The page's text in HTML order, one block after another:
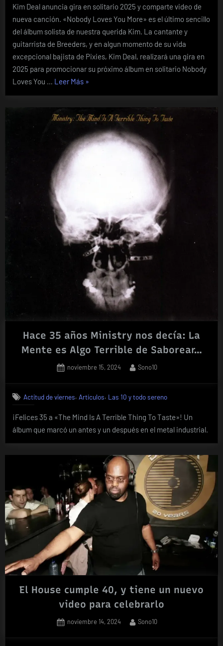
Kim Deal anuncia gira en solitario 2025 y comparte video de
nueva canción. «Nobody Loves You More» es el último sencillo
del álbum solista de nuestra querida Kim. La cantante y
guitarrista de Breeders, y en algun momento de su vida
excepcional bajista de Pixies, Kim Deal, realizará una gira en
2025 para promocionar su próximo álbum en solitario Nobody
Loves You … Leer Más«Todo
para
el
album
solista
»
Hace 35 años Ministry nos decía: La
Mente es Algo Terrible de Saborear…
Posted
noviembre 15, 2024 By
Sono10
Actitud de viernes, Artículos, Las 10 y todo sereno
¡Felices 35 a «The Mind Is A Terrible Thing To Taste»! Un
álbum que marcó un antes y un después en el metal industrial.
El House cumple 40, y tiene un nuevo
video para celebrarlo
Posted
noviembre 14, 2024 By
Sono10